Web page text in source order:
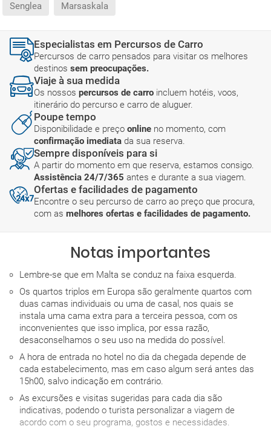
Senglea Marsaskala
Especialistas em Percursos de Carro
Percursos de carro pensados para visitar os melhores
destinos sem preocupações.
Viaje à sua medida
Os nossos percursos de carro incluem hotéis, voos,
itinerário do percurso e carro de aluguer.
Poupe tempo
Disponibilidade e preço online no momento, com
confirmação imediata da sua reserva.
Sempre disponíveis para si
A partir do momento em que reserva, estamos consigo.
Assistência 24/7/365 antes e durante a sua viagem.
Ofertas e facilidades de pagamento
Encontre o seu percurso de carro ao preço que procura,
com as melhores ofertas e facilidades de pagamento.
Notas importantes
Lembre-se que em Malta se conduz na faixa esquerda.
Os quartos triplos em Europa são geralmente quartos com
duas camas individuais ou uma de casal, nos quais se
instala uma cama extra para a terceira pessoa, com os
inconvenientes que isso implica, por essa razão,
desaconselhamos o seu uso na medida do possível.
A hora de entrada no hotel no dia da chegada depende de
cada estabelecimento, mas em caso algum será antes das
15h00, salvo indicação em contrário.
As excursões e visitas sugeridas para cada dia são
indicativas, podendo o turista personalizar a viagem de
acordo com o seu programa, gostos e necessidades.